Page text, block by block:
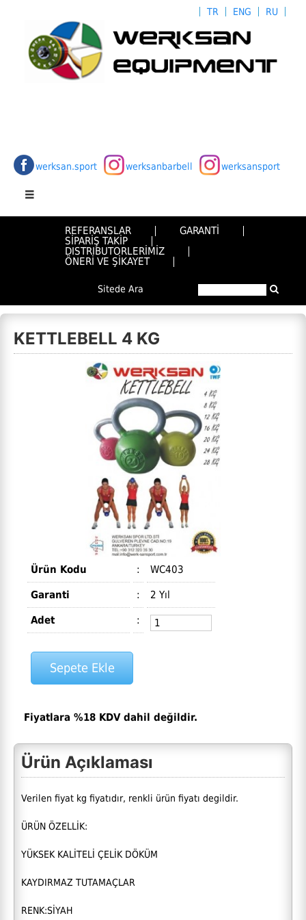
RU
ENG
TR
werksan.sport werksanbarbell werksansport
REFERANSLAR
GARANTİ
SİPARİŞ TAKİP
DISTRIBUTORLERİMİZ
ÖNERİ VE ŞİKAYET
Sitede Ara
KETTLEBELL 4 KG
Ürün Kodu : WC403
Garanti : 2 Yıl
Adet :
Fiyatlara %18 KDV dahil değildir.
Ürün Açıklaması
Verilen fiyat kg fiyatıdır, renkli ürün fiyatı degildir.
ÜRÜN ÖZELLİK:
YÜKSEK KALİTELİ ÇELİK DÖKÜM
KAYDIRMAZ TUTAMAÇLAR
RENK:SİYAH